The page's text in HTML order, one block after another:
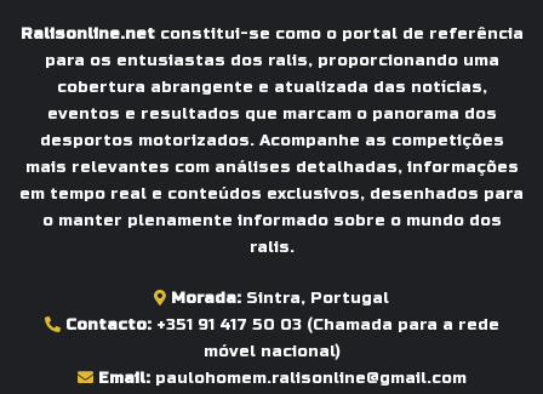
Ralisonline.netconstitui-se como o portal de referência
para os entusiastas dos ralis, proporcionando uma
cobertura abrangente e atualizada das notícias,
eventos e resultados que marcam o panorama dos
desportos motorizados. Acompanhe as competições
mais relevantes com análises detalhadas, informações
em tempo real e conteúdos exclusivos, desenhados para
o manter plenamente informado sobre o mundo dos
ralis.
Morada: Sintra, Portugal
Contacto: +351 91 417 50 03(Chamada para a rede
móvel nacional)
Email: paulohomem.ralisonline@gmail.com